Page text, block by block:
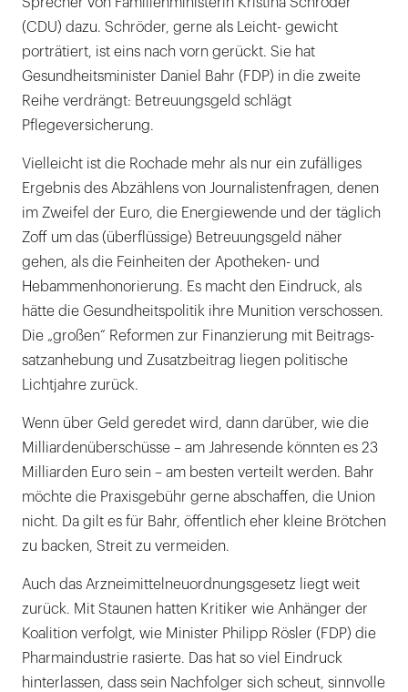
(CDU) dazu. Schröder, gerne als Leicht- gewicht
porträtiert, ist eins nach vorn gerückt. Sie hat
Gesundheitsminister Daniel Bahr (FDP) in die zweite
Reihe verdrängt: Betreuungsgeld schlägt
Pflegeversicherung.
Vielleicht ist die Rochade mehr als nur ein zufälliges
Ergebnis des Abzählens von Journalistenfragen, denen
im Zweifel der Euro, die Energiewende und der täglich
Zoff um das (überflüssige) Betreuungsgeld näher
gehen, als die Feinheiten der Apotheken- und
Hebammenhonorierung. Es macht den Eindruck, als
hätte die Gesundheitspolitik ihre Munition verschossen.
Die „großen“ Reformen zur Finanzierung mit Beitrags-
satzanhebung und Zusatzbeitrag liegen politische
Lichtjahre zurück.
Wenn über Geld geredet wird, dann darüber, wie die
Milliardenüberschüsse – am Jahresende könnten es 23
Milliarden Euro sein – am besten verteilt werden. Bahr
möchte die Praxisgebühr gerne abschaffen, die Union
nicht. Da gilt es für Bahr, öffentlich eher kleine Brötchen
zu backen, Streit zu vermeiden.
Auch das Arzneimittelneuordnungsgesetz liegt weit
zurück. Mit Staunen hatten Kritiker wie Anhänger der
Koalition verfolgt, wie Minister Philipp Rösler (FDP) die
Pharmaindustrie rasierte. Das hat so viel Eindruck
hinterlassen, dass sein Nachfolger sich scheut, sinnvolle